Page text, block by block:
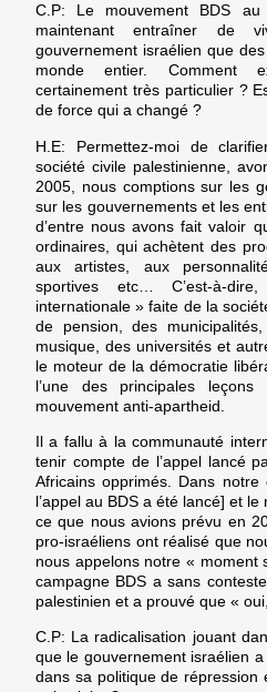
C.P: Le mouvement BDS au
maintenant entraîner de
gouvernement israélien que
monde entier. Comment
certainement très particulier ?
de force qui a changé ?
H.E: Permettez-moi de
société civile palestinienne,
2005, nous comptions sur les
sur les gouvernements et les
d’entre nous avons fait valoir
ordinaires, qui achètent des
aux artistes, aux
sportives etc… C’est-à-
internationale » faite de la
de pension, des
musique, des universités et
le moteur de la démocratie
l’une des principales
mouvement anti-apartheid.
Il a fallu à la communauté
tenir compte de l’appel lancé
Africains opprimés. Dans
l’appel au BDS a été lancé] et
ce que nous avions prévu en
pro-israéliens ont réalisé que
nous appelons notre « moment
campagne BDS a sans
palestinien et a prouvé que «
C.P: La radicalisation jouant
que le gouvernement israélien
dans sa politique de répression